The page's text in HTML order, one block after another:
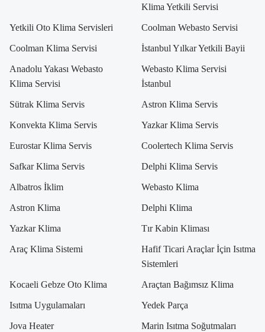
Klima Yetkili Servisi
Yetkili Oto Klima Servisleri Coolman Webasto Servisi
Coolman Klima Servisi İstanbul Yılkar Yetkili Bayii
Anadolu Yakası Webasto
Klima Servisi
Webasto Klima Servisi
İstanbul
Sütrak Klima Servis Astron Klima Servis
Konvekta Klima Servis Yazkar Klima Servis
Eurostar Klima Servis Coolertech Klima Servis
Safkar Klima Servis Delphi Klima Servis
Albatros İklim Webasto Klima
Astron Klima Delphi Klima
Yazkar Klima Tır Kabin Kliması
Araç Klima Sistemi
Hafif Ticari Araçlar İçin Isıtma
Sistemleri
Kocaeli Gebze Oto Klima Araçtan Bağımsız Klima
Isıtma Uygulamaları Yedek Parça
Jova Heater Marin Isıtma Soğutmaları